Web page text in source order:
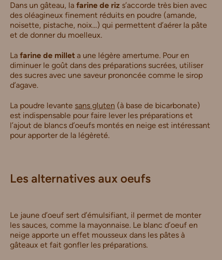
Dans un gâteau, la farine de riz s’accorde très bien avec
des oléagineux finement réduits en poudre (amande,
noisette, pistache, noix…) qui permettent d’aérer la pâte
et de donner du moelleux.
La farine de millet a une légère amertume. Pour en
diminuer le goût dans des préparations sucrées, utiliser
des sucres avec une saveur prononcée comme le sirop
d’agave.
La poudre levante sans gluten (à base de bicarbonate)
est indispensable pour faire lever les préparations et
l’ajout de blancs d’oeufs montés en neige est intéressant
pour apporter de la légèreté.
Les alternatives aux oeufs
Le jaune d’oeuf sert d’émulsifiant, il permet de monter
les sauces, comme la mayonnaise. Le blanc d’oeuf en
neige apporte un effet mousseux dans les pâtes à
gâteaux et fait gonfler les préparations.